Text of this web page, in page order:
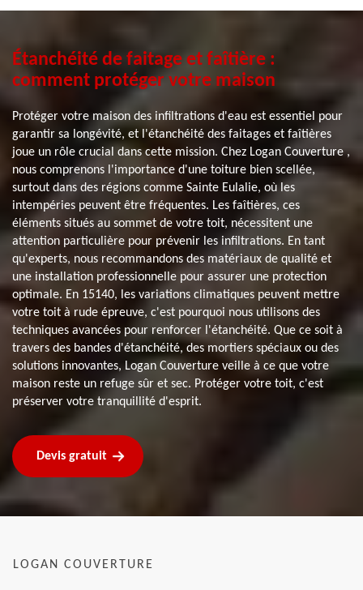
Étanchéité de faitage et faîtière :
comment protéger votre maison
Protéger votre maison des infiltrations d'eau est essentiel pour
garantir sa longévité, et l'étanchéité des faitages et faîtières
joue un rôle crucial dans cette mission. Chez Logan Couverture ,
nous comprenons l'importance d'une toiture bien scellée,
surtout dans des régions comme Sainte Eulalie, où les
intempéries peuvent être fréquentes. Les faîtières, ces
éléments situés au sommet de votre toit, nécessitent une
attention particulière pour prévenir les infiltrations. En tant
qu'experts, nous recommandons des matériaux de qualité et
une installation professionnelle pour assurer une protection
optimale. En 15140, les variations climatiques peuvent mettre
votre toit à rude épreuve, c'est pourquoi nous utilisons des
techniques avancées pour renforcer l'étanchéité. Que ce soit à
travers des bandes d'étanchéité, des mortiers spéciaux ou des
solutions innovantes, Logan Couverture veille à ce que votre
maison reste un refuge sûr et sec. Protéger votre toit, c'est
préserver votre tranquillité d'esprit.
Devis gratuit
LOGAN COUVERTURE